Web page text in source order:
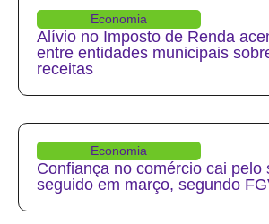
Economia
Alívio no Imposto de Renda
entre entidades municipais
receitas
Economia
Confiança no comércio cai pelo
seguido em março, segundo